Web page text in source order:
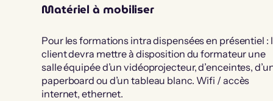
Matériel à mobiliser
Pour les formations intra dispensées en présentiel :
client devra mettre à disposition du formateur une
salle équipée d’un vidéoprojecteur, d’enceintes,
paperboard ou d’un tableau blanc. Wifi / accès
internet, ethernet.